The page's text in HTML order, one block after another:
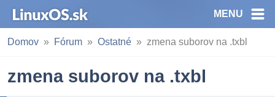
MENU
Domov Fórum Ostatné zmena suborov na .txbl
zmena suborov na .txbl